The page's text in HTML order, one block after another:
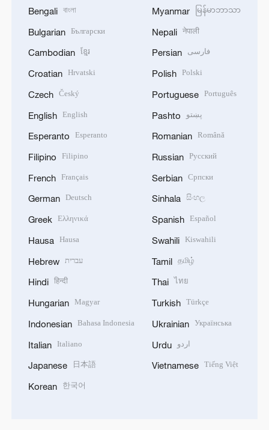
Bengali বাংলা
Bulgarian Български
Cambodian ខ្មែរ
Croatian Hrvatski
Czech Český
English English
Esperanto Esperanto
Filipino Filipino
French Français
German Deutsch
Greek Ελληνικά
Hausa Hausa
Hebrew עברית
Hindi हिन्दी
Hungarian Magyar
Indonesian Bahasa Indonesia
Italian Italiano
Japanese 日本語
Korean 한국어
Myanmar မြန်မာဘာသာ
Nepali नेपाली
Persian فارسی
Polish Polski
Portuguese Português
Pashto پښتو
Romanian Română
Russian Русский
Serbian Српски
Sinhala සිංහල
Spanish Español
Swahili Kiswahili
Tamil தமிழ்
Thai ไทย
Turkish Türkçe
Ukrainian Українська
Urdu اردو
Vietnamese Tiếng Việt